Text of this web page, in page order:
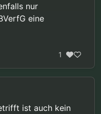
nur
eine
1
ist auch kein